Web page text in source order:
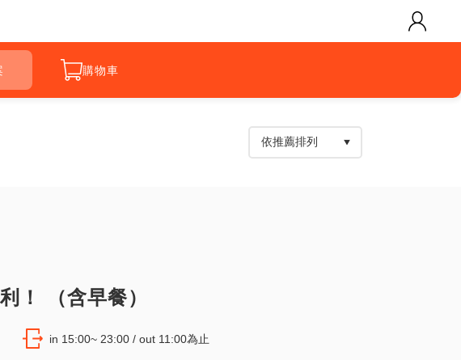
購物車
！ （含早餐）
in 15:00~ 23:00 / out 11:00為止